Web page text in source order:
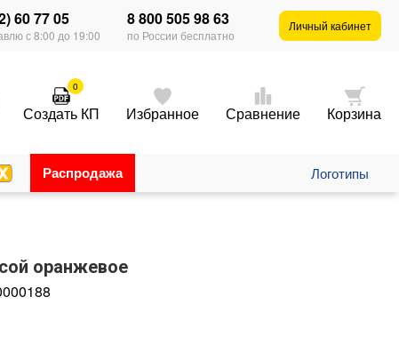
60 77 05
с 8:00 до 19:00
8 800 505 98 63
по России бесплатно
Личный кабинет
0
Создать КП Избранное Сравнение Корзина
Распродажа Логотипы
оранжевое